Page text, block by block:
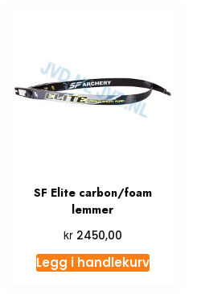
SF Elite carbon/foam
lemmer
kr2450,00
Legg i handlekurv